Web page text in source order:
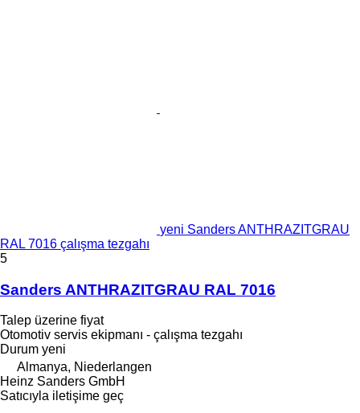
yeni Sanders ANTHRAZITGRAU
RAL 7016 çalışma tezgahı
5
Sanders ANTHRAZITGRAU RAL 7016
Talep üzerine fiyat
Otomotiv servis ekipmanı - çalışma tezgahı
Durum yeni
Almanya, Niederlangen
Heinz Sanders GmbH
Satıcıyla iletişime geç